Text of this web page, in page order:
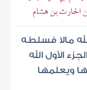
الحارث بن هشام
مالا فسلطه
الأول الله
ويعلمها